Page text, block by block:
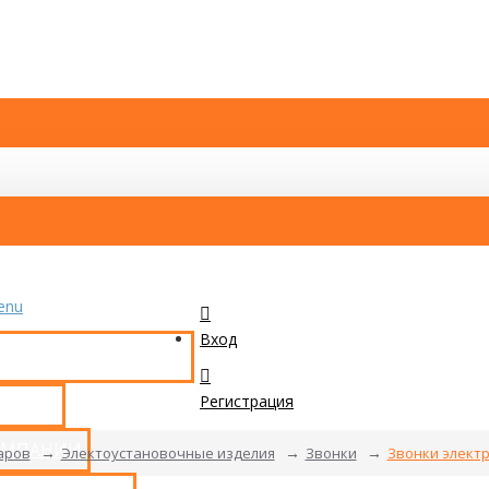
Вход
Регистрация
Электоустановочные изделия Звонки Звонки